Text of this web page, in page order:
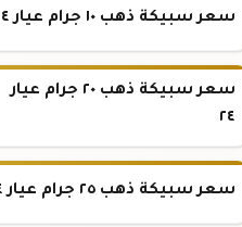
سعر سبيكة ذهب ١٠ جرام عيار ٢٤
سعر سبيكة ذهب ٢٠ جرام عيار
٢٤
سعر سبيكة ذهب ٢٥ جرام عيار ٢٤